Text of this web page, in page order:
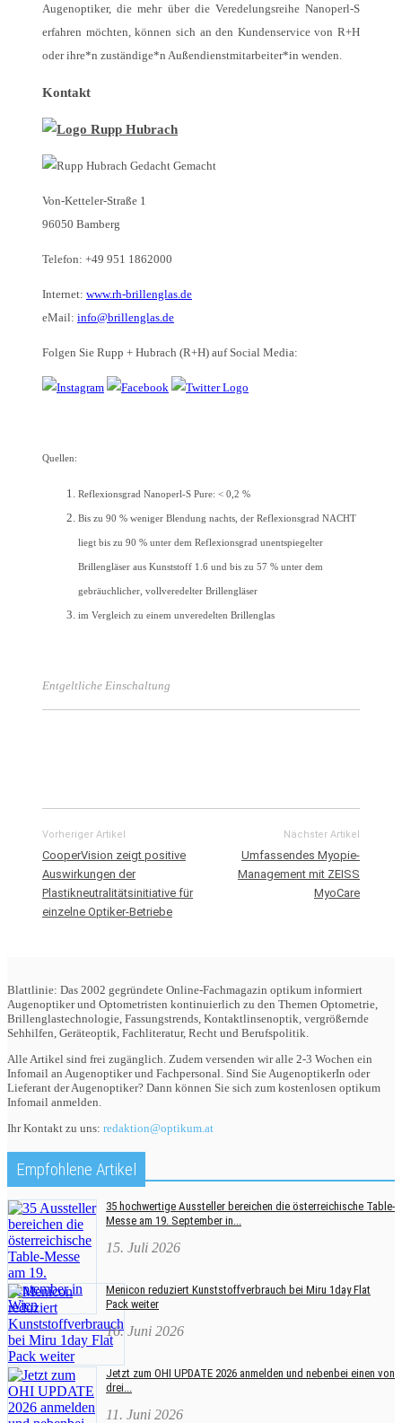
Augenoptiker, die mehr über die Veredelungsreihe Nanoperl-S
erfahren möchten, können sich an den Kundenservice von R+H
oder ihre*n zuständige*n Außendienstmitarbeiter*in wenden.
Kontakt
Von-Ketteler-Straße 1
96050 Bamberg
Telefon: +49 951 1862000
Internet: www.rh-brillenglas.de
eMail: info@brillenglas.de
Folgen Sie Rupp + Hubrach (R+H) auf Social Media:
Quellen:
Reflexionsgrad Nanoperl-S Pure: < 0,2 %
Bis zu 90 % weniger Blendung nachts, der Reflexionsgrad NACHT
liegt bis zu 90 % unter dem Reflexionsgrad unentspiegelter
Brillengläser aus Kunststoff 1.6 und bis zu 57 % unter dem
gebräuchlicher, vollveredelter Brillengläser
im Vergleich zu einem unveredelten Brillenglas
Entgeltliche Einschaltung
Vorheriger Artikel
CooperVision zeigt positive
Auswirkungen der
Plastikneutralitätsinitiative für
einzelne Optiker-Betriebe
Nächster Artikel
Umfassendes Myopie-
Management mit ZEISS
MyoCare
Blattlinie: Das 2002 gegründete Online-Fachmagazin optikum informiert
Augenoptiker und Optometristen kontinuierlich zu den Themen Optometrie,
Brillenglastechnologie, Fassungstrends, Kontaktlinsenoptik, vergrößernde
Sehhilfen, Geräteoptik, Fachliteratur, Recht und Berufspolitik.
Alle Artikel sind frei zugänglich. Zudem versenden wir alle 2-3 Wochen ein
Infomail an Augenoptiker und Fachpersonal. Sind Sie AugenoptikerIn oder
Lieferant der Augenoptiker? Dann können Sie sich zum kostenlosen optikum
Infomail anmelden.
Ihr Kontakt zu uns: redaktion@optikum.at
Empfohlene Artikel
35 hochwertige Aussteller bereichen die österreichische Table-
Messe am 19. September in...
15. Juli 2026
Menicon reduziert Kunststoffverbrauch bei Miru 1day Flat
Pack weiter
16. Juni 2026
Jetzt zum OHI UPDATE 2026 anmelden und nebenbei einen von
drei...
11. Juni 2026